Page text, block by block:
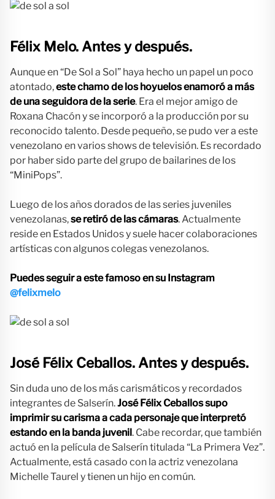
Félix Melo. Antes y después.
Aunque en “De Sol a Sol” haya hecho un papel un poco
atontado,este chamo de los hoyuelos enamoró a más
de una seguidora de la serie. Era el mejor amigo de
Roxana Chacón y se incorporó a la producción por su
reconocido talento. Desde pequeño, se pudo ver a este
venezolano en varios shows de televisión. Es recordado
por haber sido parte del grupo de bailarines de los
“MiniPops”.
Luego de los años dorados de las series juveniles
venezolanas,se retiró de las cámaras. Actualmente
reside en Estados Unidos y suele hacer colaboraciones
artísticas con algunos colegas venezolanos.
Puedes seguir a este famoso en su Instagram
@felixmelo
José Félix Ceballos. Antes y después.
Sin duda uno de los más carismáticos y recordados
integrantes de Salserín.José Félix Ceballos supo
imprimir su carisma a cada personaje que interpretó
estando en la banda juvenil. Cabe recordar, que también
actuó en la película de Salserín titulada “La Primera Vez”.
Actualmente, está casado con la actriz venezolana
Michelle Taurel y tienen un hijo en común.